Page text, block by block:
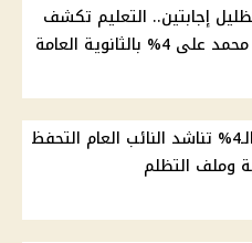
إجابتين.. التعليم تكشف
العامة
أسرة ريم طالبة الـ4% تناشد النائب العام التحفظ
وملف التظلم